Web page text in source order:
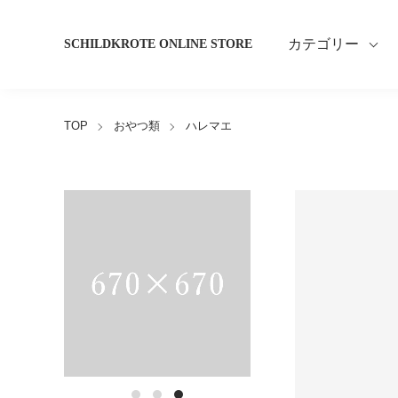
SCHILDKROTE ONLINE STORE カテゴリー
TOP おやつ類 ハレマエ